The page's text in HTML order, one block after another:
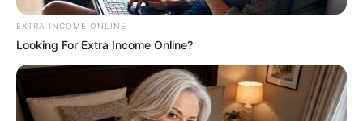
EXTRA INCOME ONLINE
Looking For Extra Income Online?